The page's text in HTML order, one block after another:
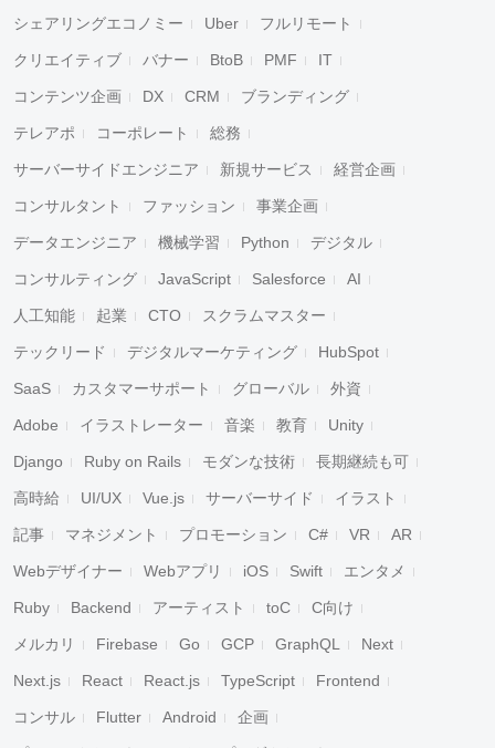
シェアリングエコノミー Uber フルリモート
クリエイティブ バナー BtoB PMF IT
コンテンツ企画 DX CRM ブランディング
テレアポ コーポレート 総務
サーバーサイドエンジニア 新規サービス 経営企画
コンサルタント ファッション 事業企画
データエンジニア 機械学習 Python デジタル
コンサルティング JavaScript Salesforce AI
人工知能 起業 CTO スクラムマスター
テックリード デジタルマーケティング HubSpot
SaaS カスタマーサポート グローバル 外資
Adobe イラストレーター 音楽 教育 Unity
Django Ruby on Rails モダンな技術 長期継続も可
高時給 UI/UX Vue.js サーバーサイド イラスト
記事 マネジメント プロモーション C# VR AR
Webデザイナー Webアプリ iOS Swift エンタメ
Ruby Backend アーティスト toC C向け
メルカリ Firebase Go GCP GraphQL Next
Next.js React React.js TypeScript Frontend
コンサル Flutter Android 企画